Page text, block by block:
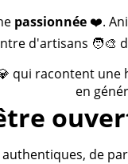
passionnée❤️.
d'artisans 🧑‍🎨
qui racontent
en
de